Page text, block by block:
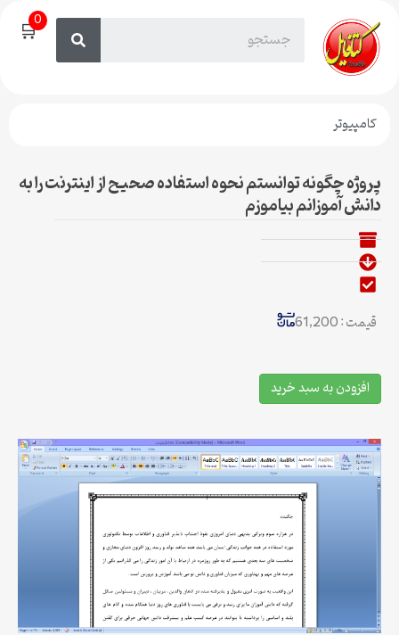
🛒0
کامپیوتر
پروژه چگونه توانستم نحوه استفاده صحیح از اینترنت را به
دانش آموزانم بیاموزم
قیمت : 61,200
افزودن به سبد خرید